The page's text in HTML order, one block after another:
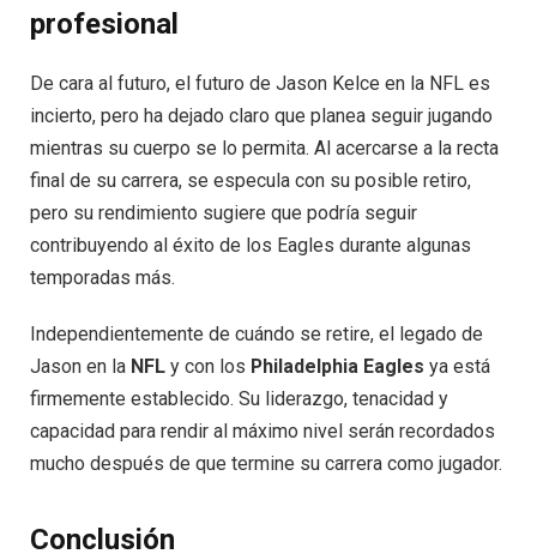
profesional
De cara al futuro, el futuro de Jason Kelce en la NFL es
incierto, pero ha dejado claro que planea seguir jugando
mientras su cuerpo se lo permita. Al acercarse a la recta
final de su carrera, se especula con su posible retiro,
pero su rendimiento sugiere que podría seguir
contribuyendo al éxito de los Eagles durante algunas
temporadas más.
Independientemente de cuándo se retire, el legado de
Jason en la NFL y con los Philadelphia Eagles ya está
firmemente establecido. Su liderazgo, tenacidad y
capacidad para rendir al máximo nivel serán recordados
mucho después de que termine su carrera como jugador.
Conclusión